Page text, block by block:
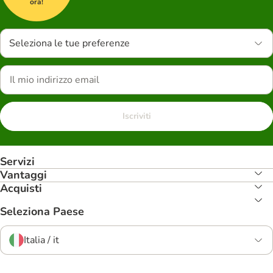
Seleziona le tue preferenze
Iscriviti
Servizi
Vantaggi
Acquisti
Seleziona Paese
Italia / it